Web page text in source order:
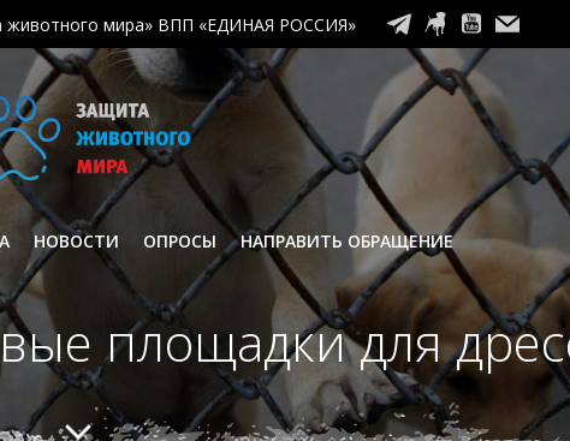
животного мира» ВПП «ЕДИНАЯ РОССИЯ»
НОВОСТИ ОПРОСЫ НАПРАВИТЬ ОБРАЩЕНИЕ
площадки для